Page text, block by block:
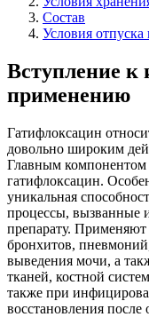
Состав
Условия отпуска
Вступление к
применению
Гатифлоксацин
довольно широким
Главным компонентом
гатифлоксацин.
уникальная
процессы, вызванные
препарату.
бронхитов,
выведения мочи, а
тканей, костной
также при
восстановления после